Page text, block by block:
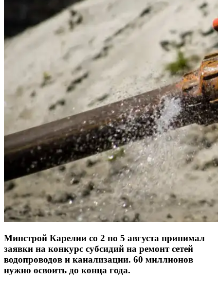
Минстрой Карелии со 2 по 5 августа принимал
заявки на конкурс субсидий на ремонт сетей
водопроводов и канализации. 60 миллионов
нужно освоить до конца года.